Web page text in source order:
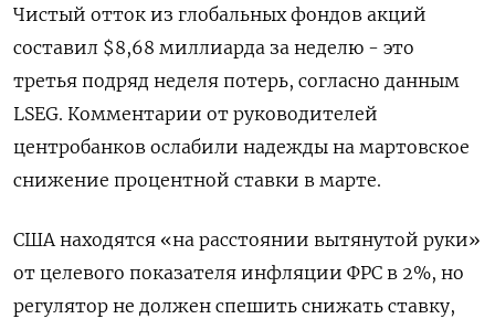
Чистый отток из глобальных фондов акций
составил $8,68 миллиарда за неделю - это
третья подряд неделя потерь, согласно данным
LSEG. Комментарии от руководителей
центробанков ослабили надежды на мартовское
снижение процентной ставки в марте.
США находятся «на расстоянии вытянутой руки»
от целевого показателя инфляции ФРС в 2%, но
регулятор не должен спешить снижать ставку,